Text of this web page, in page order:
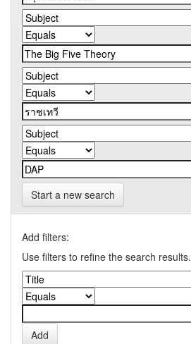
Start a new search
Add filters:
Use filters to refine the search results.